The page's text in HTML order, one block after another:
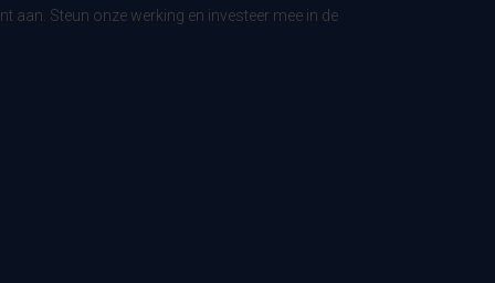
aan. Steun onze werking en investeer mee in de